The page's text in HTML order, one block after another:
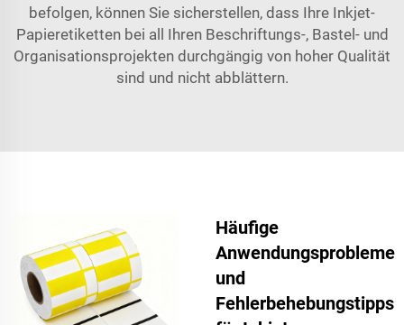
befolgen, können Sie sicherstellen, dass Ihre Inkjet-
Papieretiketten bei all Ihren Beschriftungs-, Bastel- und
Organisationsprojekten durchgängig von hoher Qualität
sind und nicht abblättern.
Häufige
Anwendungsprobleme
und
Fehlerbehebungstipps